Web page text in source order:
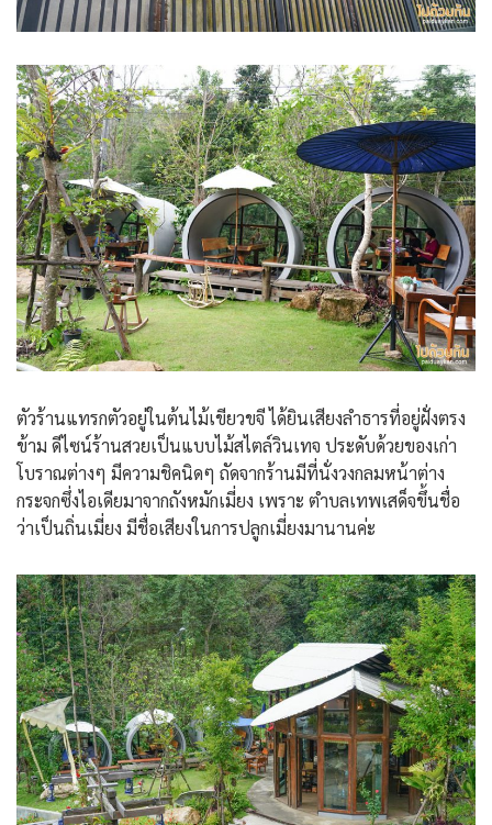
ตัวร้านแทรกตัวอยู่ในต้นไม้เขียวขจี ได้ยินเสียงลำธารที่อยู่ฝั่งตรง
ข้าม ดีไซน์ร้านสวยเป็นแบบไม้สไตล์วินเทจ ประดับด้วยของเก่า
โบราณต่างๆ มีความชิคนิดๆ ถัดจากร้านมีที่นั่งวงกลมหน้าต่าง
กระจกซึ่งไอเดียมาจากถังหมักเมี่ยง เพราะ ตำบลเทพเสด็จขึ้นชื่อ
ว่าเป็นถิ่นเมี่ยง มีชื่อเสียงในการปลูกเมี่ยงมานานค่ะ